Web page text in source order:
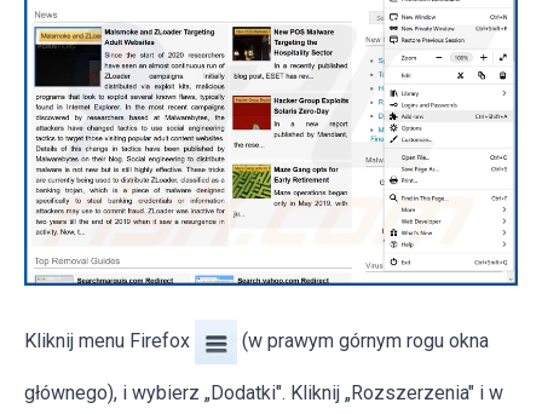
Kliknij menu Firefox (w prawym górnym rogu okna
głównego), i wybierz „Dodatki". Kliknij „Rozszerzenia" i w